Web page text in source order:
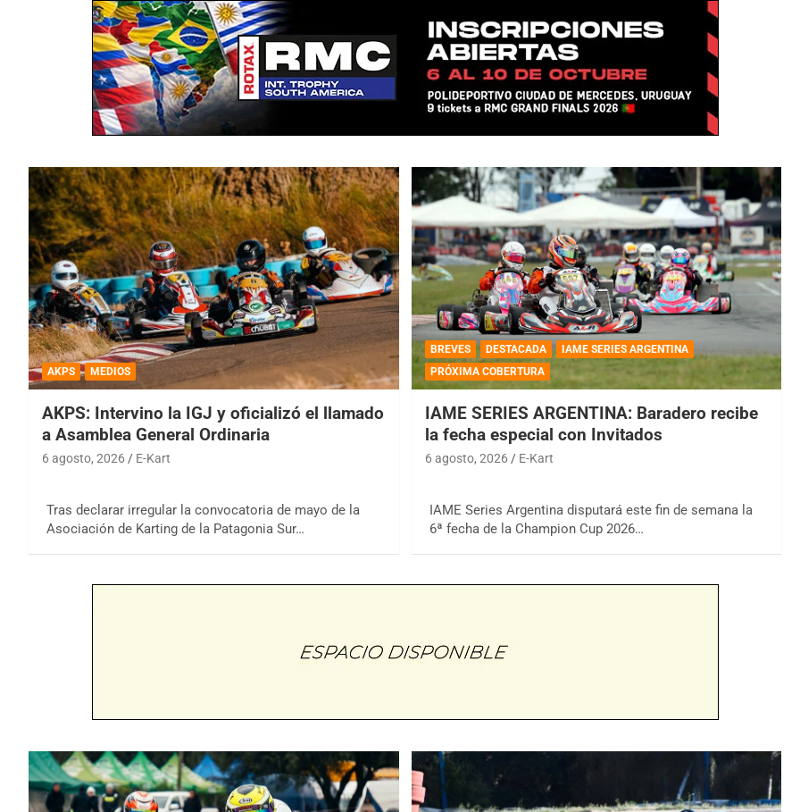
AKPS MEDIOS
AKPS: Intervino la IGJ y oficializó el llamado
a Asamblea General Ordinaria
6 agosto, 2026 E-Kart
Tras declarar irregular la convocatoria de mayo de la
Asociación de Karting de la Patagonia Sur…
BREVES DESTACADA
IAME SERIES ARGENTINA
PRÓXIMA COBERTURA
IAME SERIES ARGENTINA: Baradero recibe
la fecha especial con Invitados
6 agosto, 2026 E-Kart
IAME Series Argentina disputará este fin de semana la
6ª fecha de la Champion Cup 2026…